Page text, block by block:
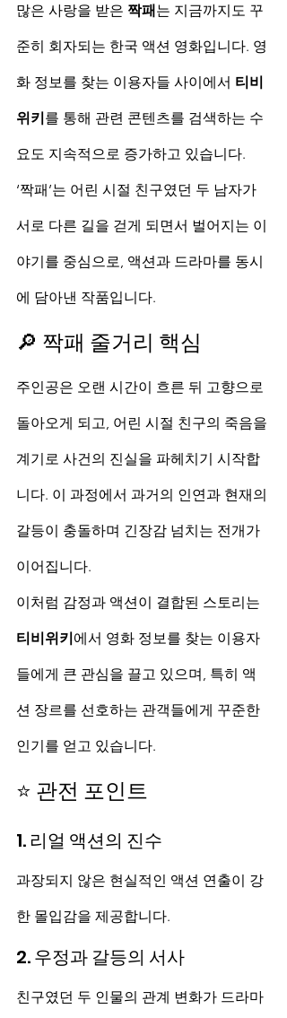
많은 사랑을 받은 짝패는 지금까지도 꾸
준히 회자되는 한국 액션 영화입니다. 영
화 정보를 찾는 이용자들 사이에서 티비
위키를 통해 관련 콘텐츠를 검색하는 수
요도 지속적으로 증가하고 있습니다.
‘짝패’는 어린 시절 친구였던 두 남자가
서로 다른 길을 걷게 되면서 벌어지는 이
야기를 중심으로, 액션과 드라마를 동시
에 담아낸 작품입니다.
🔎 짝패 줄거리 핵심
주인공은 오랜 시간이 흐른 뒤 고향으로
돌아오게 되고, 어린 시절 친구의 죽음을
계기로 사건의 진실을 파헤치기 시작합
니다. 이 과정에서 과거의 인연과 현재의
갈등이 충돌하며 긴장감 넘치는 전개가
이어집니다.
이처럼 감정과 액션이 결합된 스토리는
티비위키에서 영화 정보를 찾는 이용자
들에게 큰 관심을 끌고 있으며, 특히 액
션 장르를 선호하는 관객들에게 꾸준한
인기를 얻고 있습니다.
⭐ 관전 포인트
1. 리얼 액션의 진수
과장되지 않은 현실적인 액션 연출이 강
한 몰입감을 제공합니다.
2. 우정과 갈등의 서사
친구였던 두 인물의 관계 변화가 드라마